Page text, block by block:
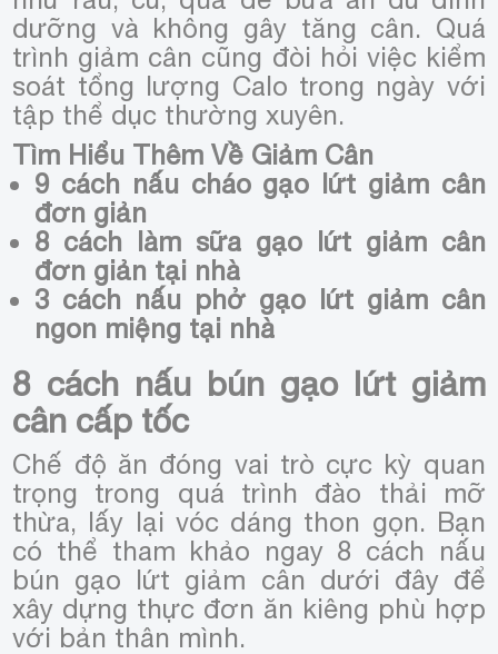
dưỡng và không gây tăng cân. Quá
trình giảm cân cũng đòi hỏi việc kiểm
soát tổng lượng Calo trong ngày với
tập thể dục thường xuyên.
Tìm Hiểu Thêm Về Giảm Cân
9 cách nấu cháo gạo lứt giảm cân
đơn giản
8 cách làm sữa gạo lứt giảm cân
đơn giản tại nhà
3 cách nấu phở gạo lứt giảm cân
ngon miệng tại nhà
8 cách nấu bún gạo lứt giảm
cân cấp tốc
Chế độ ăn đóng vai trò cực kỳ quan
trọng trong quá trình đào thải mỡ
thừa, lấy lại vóc dáng thon gọn. Bạn
có thể tham khảo ngay 8 cách nấu
bún gạo lứt giảm cân dưới đây để
xây dựng thực đơn ăn kiêng phù hợp
với bản thân mình.